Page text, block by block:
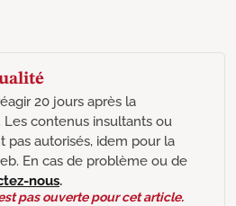
20 jours après la
contenus insultants ou
pas autorisés, idem pour la
En cas de problème ou de
nous.
pas ouverte pour cet article.